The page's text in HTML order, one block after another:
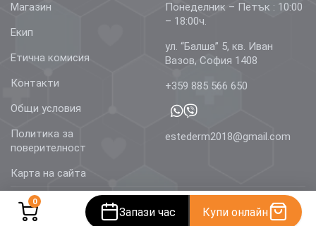
0
Запази час Купи онлайн
Магазин
Екип
Етична комисия
Контакти
Общи условия
Политика за
поверителност
Карта на сайта
Понеделник – Петък : 10:00
– 18:00ч.
ул. “Балша” 5, кв. Иван
Вазов, София 1408
+359 885 566 650
estederm2018@gmail.com